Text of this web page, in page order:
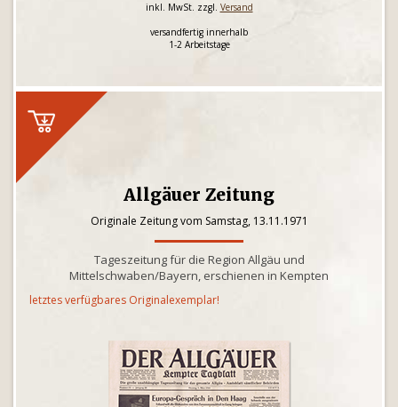
inkl. MwSt. zzgl. Versand
versandfertig innerhalb
1-2 Arbeitstage
Allgäuer Zeitung
Originale Zeitung vom Samstag, 13.11.1971
Tageszeitung für die Region Allgäu und
Mittelschwaben/Bayern, erschienen in Kempten
letztes verfügbares Originalexemplar!